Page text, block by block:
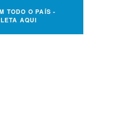
TODO O PAÍS -
AQUI